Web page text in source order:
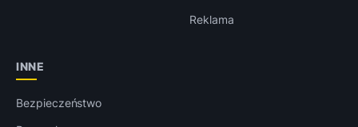
Reklama
INNE
Bezpieczeństwo